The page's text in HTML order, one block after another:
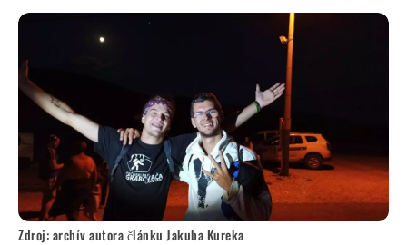
Zdroj: archív autora článku Jakuba Kureka